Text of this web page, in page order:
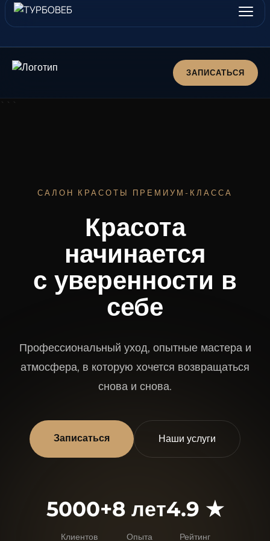
ЗАПИСАТЬСЯ
```
САЛОН КРАСОТЫ ПРЕМИУМ-КЛАССА
Красота
начинается
с уверенности в
себе
Профессиональный уход, опытные мастера и
атмосфера, в которую хочется возвращаться
снова и снова.
Записаться Наши услуги
5000+
Клиентов
8 лет
Опыта
4.9 ★
Рейтинг